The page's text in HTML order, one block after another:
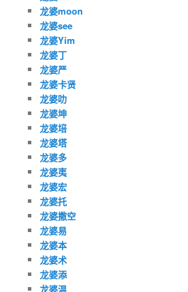
龙婆moon
龙婆see
龙婆Yim
龙婆丁
龙婆严
龙婆卡贤
龙婆叻
龙婆坤
龙婆培
龙婆塔
龙婆多
龙婆夷
龙婆宏
龙婆托
龙婆撒空
龙婆易
龙婆本
龙婆术
龙婆添
龙婆温